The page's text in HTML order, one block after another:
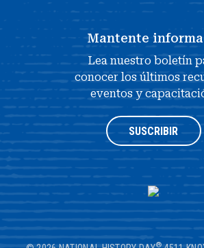
Mantente
Lea nuestro boletín
conocer los últimos
eventos y
SUSCRIBIR
®